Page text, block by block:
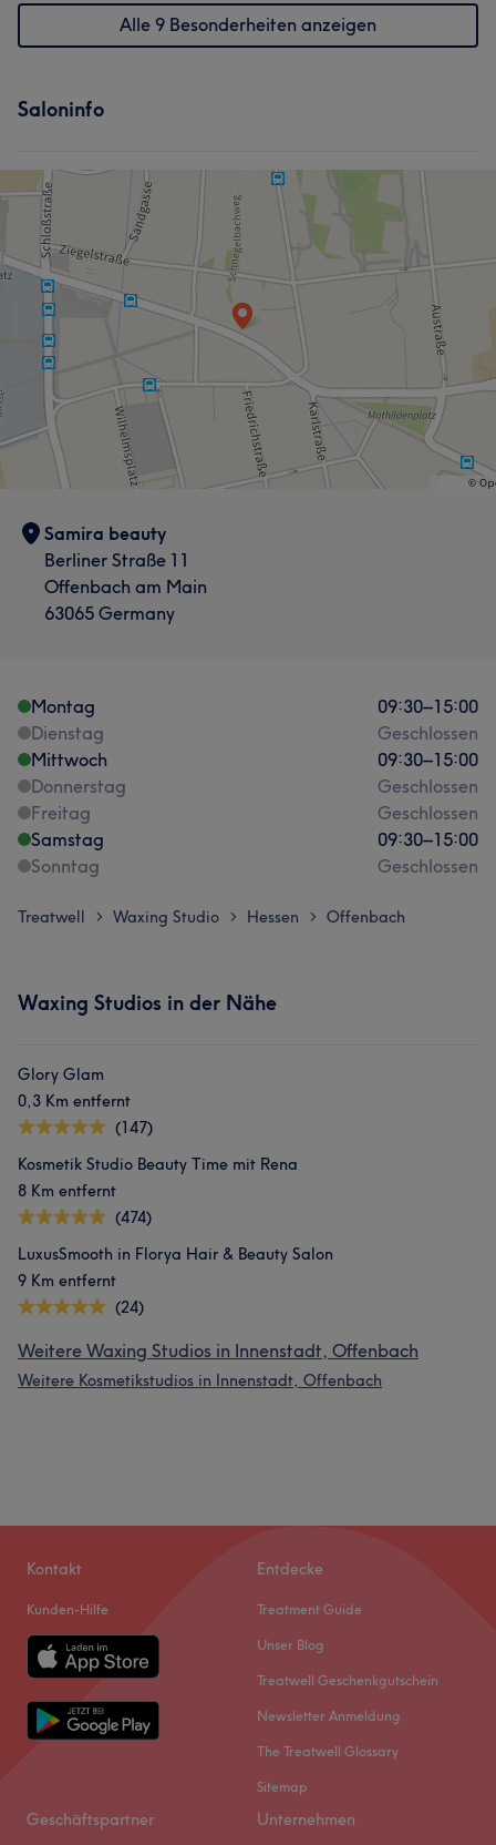
Alle 9 Besonderheiten anzeigen
Saloninfo
Samira beauty
Berliner Straße 11
Offenbach am Main
63065 Germany
Montag 09:30–15:00
Dienstag
Geschlossen
Mittwoch
09:30–15:00
Donnerstag
Geschlossen
Freitag
Geschlossen
Samstag
09:30–15:00
Sonntag
Geschlossen
Treatwell > Waxing Studio > Hessen > Offenbach
Waxing Studios in der Nähe
Glory Glam
0,3 Km entfernt
(147)
Kosmetik Studio Beauty Time mit Rena
8 Km entfernt
(474)
LuxusSmooth in Florya Hair & Beauty Salon
9 Km entfernt
(24)
Weitere Waxing Studios in Innenstadt, Offenbach
Weitere Kosmetikstudios in Innenstadt, Offenbach
Kontakt
Kunden-Hilfe
Entdecke
Treatment Guide
Unser Blog
Treatwell Geschenkgutschein
Newsletter Anmeldung
The Treatwell Glossary
Sitemap
Geschäftspartner Unternehmen